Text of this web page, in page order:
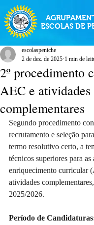
ESCOLAS DE
2º procedimento
AEC e atividades
complementares
escolaspeniche
2 de dez. de 2025 1 min de
Segundo procedimento
recrutamento e seleção
termo resolutivo certo, a
técnicos superiores para as
enriquecimento curricular
atividades
2025/2026.
Período de